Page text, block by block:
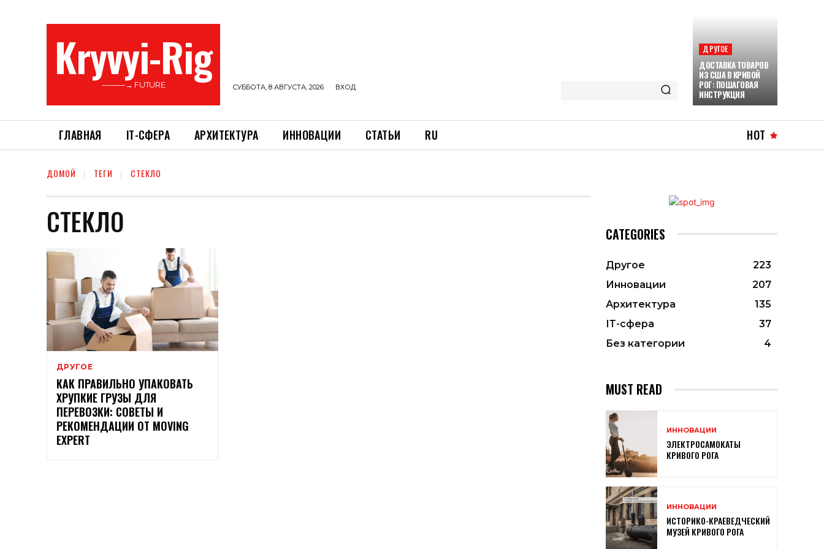
Kryvyi-Rig
———→ FUTURE СУББОТА, 8 АВГУСТА, 2026 ВХОД
ДРУГОЕ
ДОСТАВКА ТОВАРОВ
ИЗ США В КРИВОЙ
РОГ: ПОШАГОВАЯ
ИНСТРУКЦИЯ
ГЛАВНАЯ ІТ-СФЕРА АРХИТЕКТУРА ИННОВАЦИИ СТАТЬИ RU HOT
ДОМОЙ ТЕГИ СТЕКЛО
СТЕКЛО
ДРУГОЕ
КАК ПРАВИЛЬНО УПАКОВАТЬ
ХРУПКИЕ ГРУЗЫ ДЛЯ
ПЕРЕВОЗКИ: СОВЕТЫ И
РЕКОМЕНДАЦИИ ОТ MOVING
EXPERT
CATEGORIES
Другое
223
Инновации
207
Архитектура
135
ІТ-сфера
37
Без категории
4
MUST READ
ИННОВАЦИИ
ЭЛЕКТРОСАМОКАТЫ
КРИВОГО РОГА
ИННОВАЦИИ
ИСТОРИКО-КРАЕВЕДЧЕСКИЙ
МУЗЕЙ КРИВОГО РОГА